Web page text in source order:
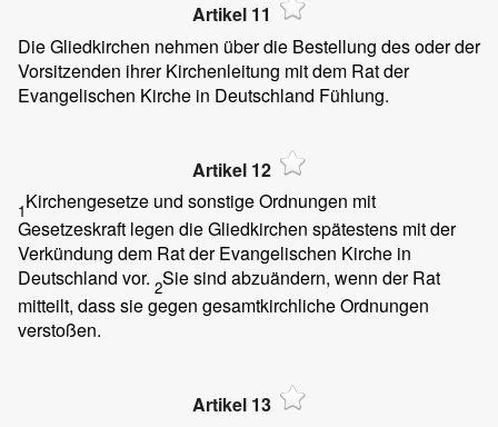
Artikel 11
Die Gliedkirchen nehmen über die Bestellung des oder der
Vorsitzenden ihrer Kirchenleitung mit dem Rat der
Evangelischen Kirche in Deutschland Fühlung.
Artikel 12
1Kirchengesetze und sonstige Ordnungen mit
Gesetzeskraft legen die Gliedkirchen spätestens mit der
Verkündung dem Rat der Evangelischen Kirche in
Deutschland vor. 2Sie sind abzuändern, wenn der Rat
mitteilt, dass sie gegen gesamtkirchliche Ordnungen
verstoßen.
Artikel 13